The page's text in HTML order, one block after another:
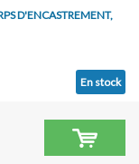
D'ENCASTREMENT,
En stock